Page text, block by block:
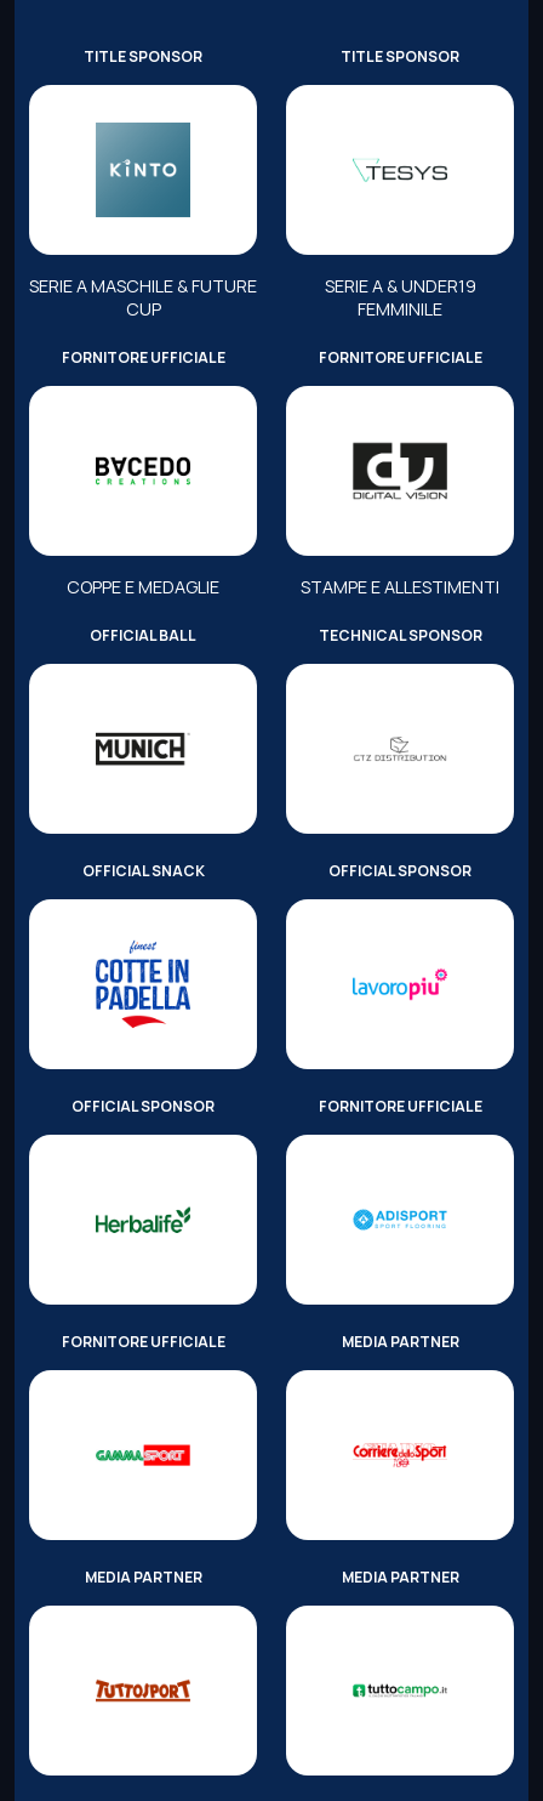
TITLE SPONSOR
SERIE A MASCHILE & FUTURE
CUP
TITLE SPONSOR
SERIE A & UNDER19
FEMMINILE
FORNITORE UFFICIALE
COPPE E MEDAGLIE
FORNITORE UFFICIALE
STAMPE E ALLESTIMENTI
OFFICIAL BALL TECHNICAL SPONSOR
OFFICIAL SNACK OFFICIAL SPONSOR
OFFICIAL SPONSOR FORNITORE UFFICIALE
FORNITORE UFFICIALE MEDIA PARTNER
MEDIA PARTNER MEDIA PARTNER